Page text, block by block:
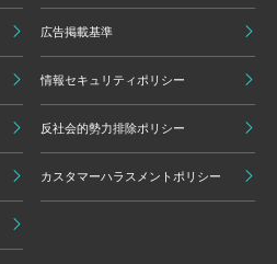
広告掲載基準
情報セキュリティポリシー
反社会的勢力排除ポリシー
カスタマーハラスメントポリシー